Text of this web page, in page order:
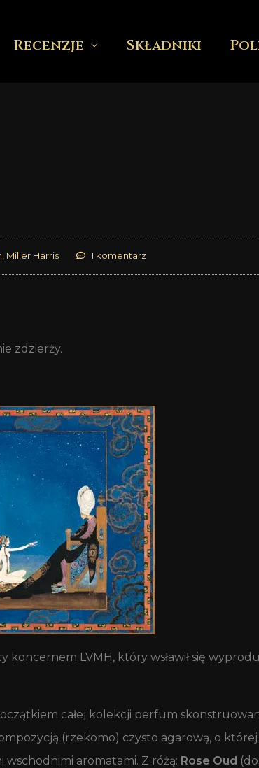
Recenzje Składniki
Miller Harris 1 komentarz
zdzierży.
koncernem LVMH, który wsławił się
całej kolekcji perfum
(rzekomo) czysto agarową, o której
wschodnimi aromatami. Z różą: Rose Oud